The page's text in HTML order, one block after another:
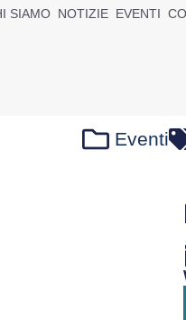
SIAMO NOTIZIE EVENTI
Eventi